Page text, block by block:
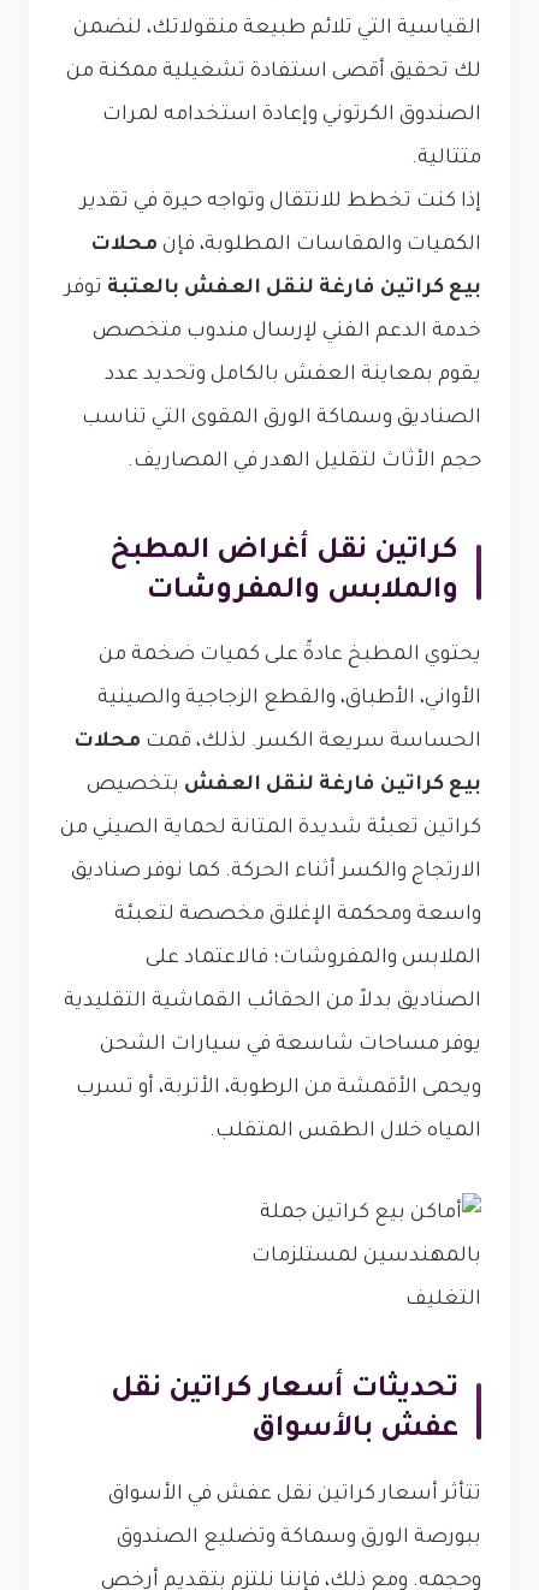
القياسية التي تلائم طبيعة منقولاتك، لنضمن
لك تحقيق أقصى استفادة تشغيلية ممكنة من
الصندوق الكرتوني وإعادة استخدامه لمرات
متتالية.
إذا كنت تخطط للانتقال وتواجه حيرة في تقدير
الكميات والمقاسات المطلوبة، فإن محلات
بيع كراتين فارغة لنقل العفش بالعتبة توفر
خدمة الدعم الفني لإرسال مندوب متخصص
يقوم بمعاينة العفش بالكامل وتحديد عدد
الصناديق وسماكة الورق المقوى التي تناسب
حجم الأثاث لتقليل الهدر في المصاريف.
كراتين نقل أغراض المطبخ
والملابس والمفروشات
يحتوي المطبخ عادةً على كميات ضخمة من
الأواني، الأطباق، والقطع الزجاجية والصينية
الحساسة سريعة الكسر. لذلك، قمت محلات
بيع كراتين فارغة لنقل العفش بتخصيص
كراتين تعبئة شديدة المتانة لحماية الصيني من
الارتجاج والكسر أثناء الحركة. كما نوفر صناديق
واسعة ومحكمة الإغلاق مخصصة لتعبئة
الملابس والمفروشات؛ فالاعتماد على
الصناديق بدلاً من الحقائب القماشية التقليدية
يوفر مساحات شاسعة في سيارات الشحن
ويحمى الأقمشة من الرطوبة، الأتربة، أو تسرب
المياه خلال الطقس المتقلب.
تحديثات أسعار كراتين نقل
عفش بالأسواق
تتأثر أسعار كراتين نقل عفش في الأسواق
ببورصة الورق وسماكة وتضليع الصندوق
وحجمه. ومع ذلك، فإننا نلتزم بتقديم أرخص